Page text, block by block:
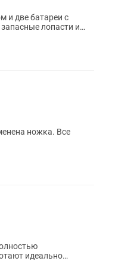
и две батареи с
лопасти и
ножка. Все
идеально